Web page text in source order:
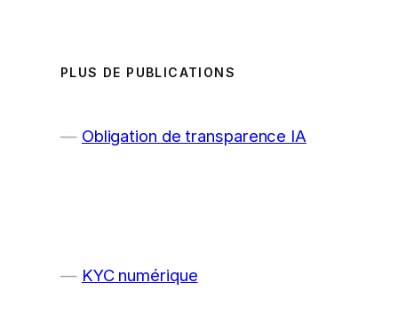
PLUS DE PUBLICATIONS
Obligation de transparence IA
KYC numérique